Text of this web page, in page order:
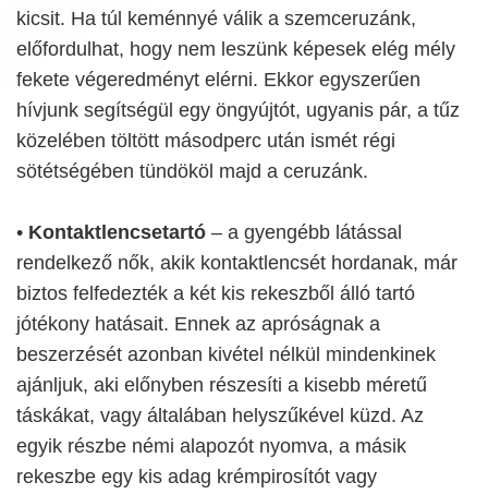
kicsit. Ha túl keménnyé válik a szemceruzánk,
előfordulhat, hogy nem leszünk képesek elég mély
fekete végeredményt elérni. Ekkor egyszerűen
hívjunk segítségül egy öngyújtót, ugyanis pár, a tűz
közelében töltött másodperc után ismét régi
sötétségében tündököl majd a ceruzánk.
• Kontaktlencsetartó – a gyengébb látással
rendelkező nők, akik kontaktlencsét hordanak, már
biztos felfedezték a két kis rekeszből álló tartó
jótékony hatásait. Ennek az apróságnak a
beszerzését azonban kivétel nélkül mindenkinek
ajánljuk, aki előnyben részesíti a kisebb méretű
táskákat, vagy általában helyszűkével küzd. Az
egyik részbe némi alapozót nyomva, a másik
rekeszbe egy kis adag krémpirosítót vagy